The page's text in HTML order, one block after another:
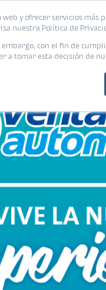
y ofrecer servicios más
nuestra Política de
con el fin de
a tomar esta decisión de